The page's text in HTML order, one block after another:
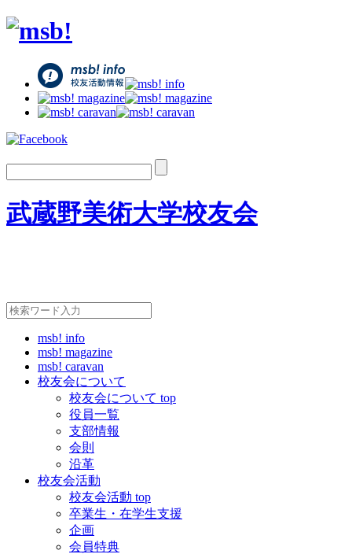
武蔵野美術大学校友会
msb! info
msb! magazine
msb! caravan
校友会について
校友会について top
役員一覧
支部情報
会則
沿革
校友会活動
校友会活動 top
卒業生・在学生支援
企画
会員特典